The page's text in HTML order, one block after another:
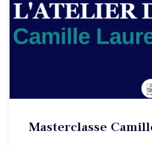
Découvrez l'univers de
Masterclasse